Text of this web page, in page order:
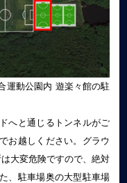
運動公園内 遊楽々館の駐
へと通じるトンネルがご
お越しください。グラウ
大変危険ですので、絶対
、駐車場奥の大型駐車場